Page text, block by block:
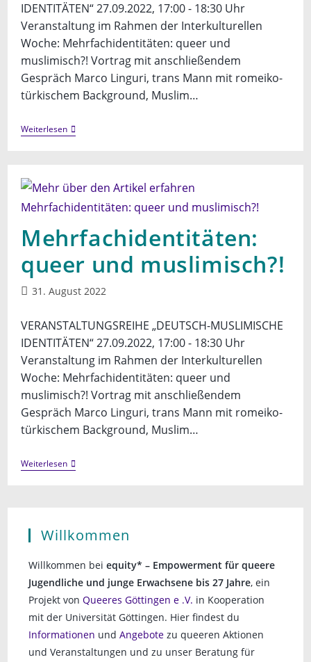
IDENTITÄTEN“ 27.09.2022, 17:00 - 18:30 Uhr
Veranstaltung im Rahmen der Interkulturellen
Woche: Mehrfachidentitäten: queer und
muslimisch?! Vortrag mit anschließendem
Gespräch Marco Linguri, trans Mann mit romeiko-
türkischem Background, Muslim…
WeiterlesenMehrfachidentitäten:
Queer
Mehrfachidentitäten:
queer und muslimisch?!
Beitrag
31. August 2022
VERANSTALTUNGSREIHE „DEUTSCH-MUSLIMISCHE
IDENTITÄTEN“ 27.09.2022, 17:00 - 18:30 Uhr
Veranstaltung im Rahmen der Interkulturellen
Woche: Mehrfachidentitäten: queer und
muslimisch?! Vortrag mit anschließendem
Gespräch Marco Linguri, trans Mann mit romeiko-
türkischem Background, Muslim…
WeiterlesenMehrfachidentitäten:
Queer
Willkommen
Willkommen beiequity* – Empowerment für queere
Jugendliche und junge Erwachsene bis 27 Jahre, ein
Projekt vonQueeres Göttingen e .V. in Kooperation
mit der Universität Göttingen. Hier findest du
Informationen undAngebote zu queeren Aktionen
und Veranstaltungen und zu unser Beratung für